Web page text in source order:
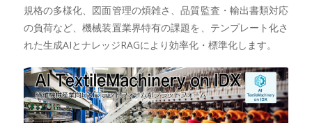
規格の多様化、図面管理の煩雑さ、品質監査・輸出書類対応
の負荷など、機械装置業界特有の課題を、テンプレート化さ
れた生成AIとナレッジRAGにより効率化・標準化します。